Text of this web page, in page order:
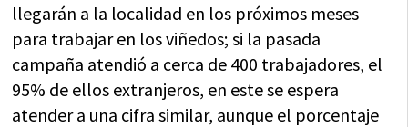
llegarán a la localidad en los próximos meses
para trabajar en los viñedos; si la pasada
campaña atendió a cerca de 400 trabajadores, el
95% de ellos extranjeros, en este se espera
atender a una cifra similar, aunque el porcentaje